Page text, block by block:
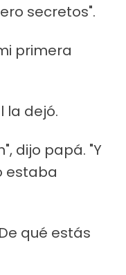
secretos".
primera
la dejó.
dijo papá. "Y
estaba
qué estás